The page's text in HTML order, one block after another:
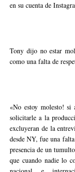
en su cuenta de
Tony dijo no estar
como una falta de
«No estoy molesto! si
solicitarle a la
excluyeran de la
desde NY, fue una
presencia de un
que cuando nadie lo